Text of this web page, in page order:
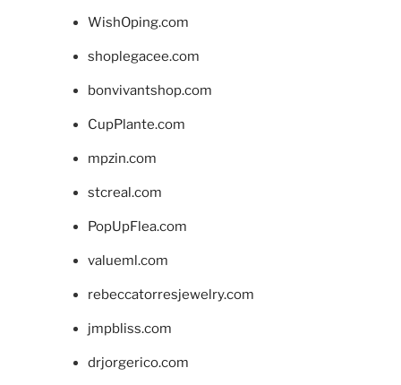
WishOping.com
shoplegacee.com
bonvivantshop.com
CupPlante.com
mpzin.com
stcreal.com
PopUpFlea.com
valueml.com
rebeccatorresjewelry.com
jmpbliss.com
drjorgerico.com